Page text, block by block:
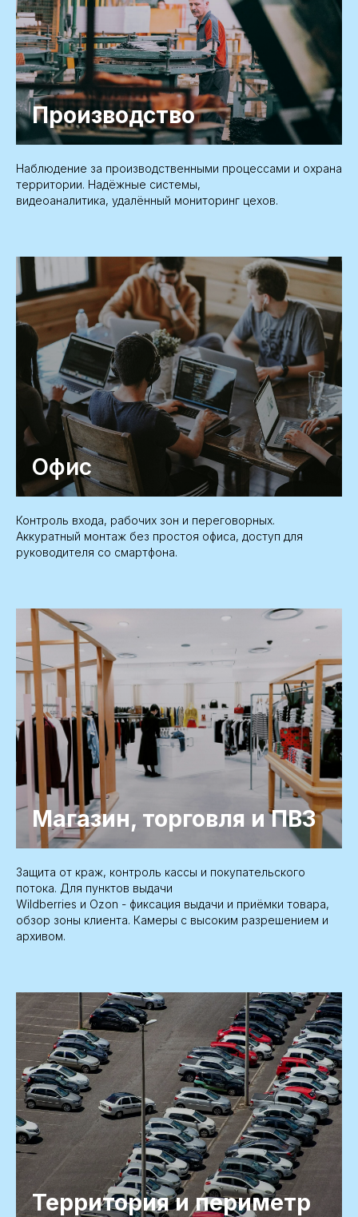
Производство
Наблюдение за производственными процессами и охрана
территории. Надёжные системы,
видеоаналитика, удалённый мониторинг цехов.
Офис
Контроль входа, рабочих зон и переговорных.
Аккуратный монтаж без простоя офиса, доступ для
руководителя со смартфона.
Магазин, торговля и ПВЗ
Защита от краж, контроль кассы и покупательского
потока. Для пунктов выдачи
Wildberries и Ozon - фиксация выдачи и приёмки товара,
обзор зоны клиента. Камеры с высоким разрешением и
архивом.
Территория и периметр